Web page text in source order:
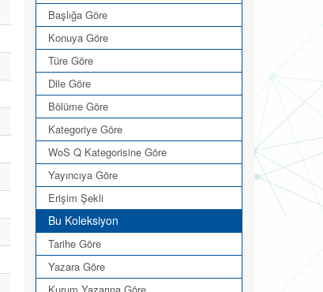
Başlığa Göre
Konuya Göre
Türe Göre
Dile Göre
Bölüme Göre
Kategoriye Göre
WoS Q Kategorisine Göre
Yayıncıya Göre
Erişim Şekli
Bu Koleksiyon
Tarihe Göre
Yazara Göre